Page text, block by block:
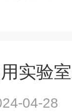
实验
04-